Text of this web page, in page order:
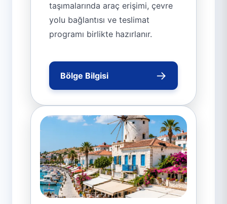
taşımalarında araç erişimi, çevre
yolu bağlantısı ve teslimat
programı birlikte hazırlanır.
Bölge Bilgisi →